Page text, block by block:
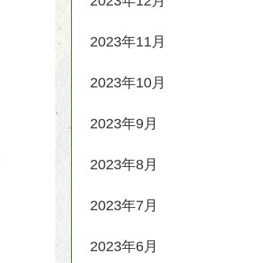
2023年11月
2023年10月
2023年9月
2023年8月
2023年7月
2023年6月